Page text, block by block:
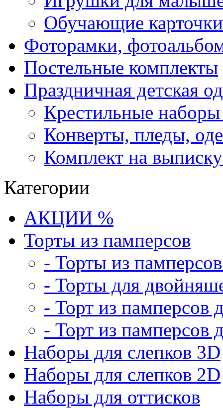
Обучающие карточки
Фоторамки,
Постельные комплекты
Праздничная детская
Крестильные
Конверты, пледы,
Комплект на
Категории
АКЦИИ %
Торты из памперсов
- Торты из
- Торты для
- Торт из памперсов
- Торт из памперсов
Наборы для слепков 3D
Наборы для слепков 2D
Наборы для оттисков